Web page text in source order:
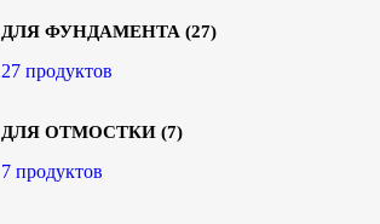
ДЛЯ ФУНДАМЕНТА (27)
27 продуктов
ДЛЯ ОТМОСТКИ (7)
7 продуктов